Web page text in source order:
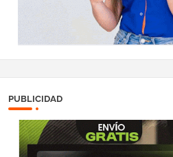
PUBLICIDAD